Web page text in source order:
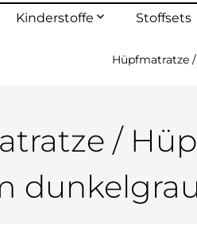
Kinderstoffe Stoffsets
bis 70 Kg
Hüpfmatratze
/